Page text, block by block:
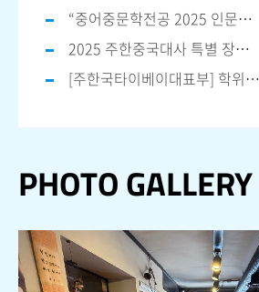
“중어중문학전공 2025 인문대학 학술제 대상 수상”
2025 주한중국대사 특별 장학생 후보자 선발
[주한국타이베이대표부] 학위과정 및 어학연수 장학생 선발 안내
PHOTO GALLERY